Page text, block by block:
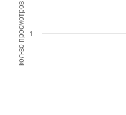
кол-во просмотров 1